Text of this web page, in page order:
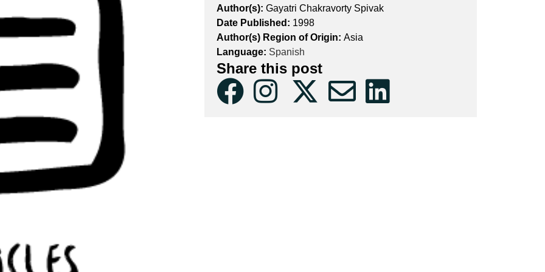
Author(s): Gayatri Chakravorty Spivak
Date Published: 1998
Author(s) Region of Origin: Asia
Language: Spanish
Share this post